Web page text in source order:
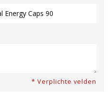
* Verplichte velden